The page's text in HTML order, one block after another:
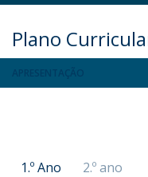
Plano
1.º Ano 2.º ano